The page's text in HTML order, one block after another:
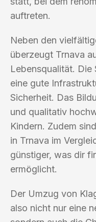
auftreten.
Neben den
überzeugt Trnava
Lebensqualität. Die
eine gute
Sicherheit. Das
und qualitativ
Kindern. Zudem
in Trnava im
günstiger, was dir
ermöglicht.
Der Umzug von
also nicht nur eine